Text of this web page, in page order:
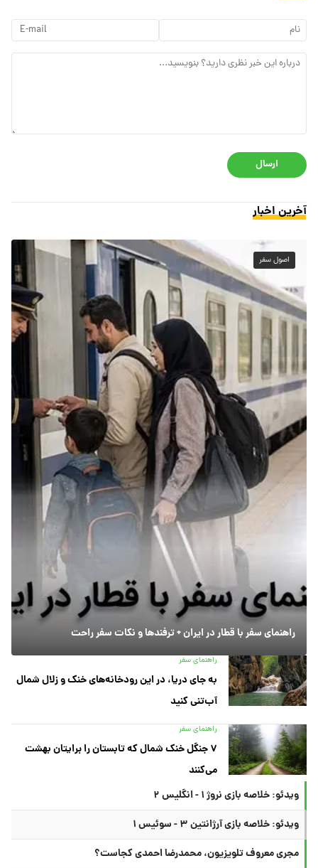
ارسال
آخرین اخبار
اصول سفر
راهنمای سفر با قطار در ایران + ترفندها و نکات سفر راحت
راهنمای سفر
به جای دریا، در این رودخانه‌های خنک و زلال شمال
آب‌تنی کنید
راهنمای سفر
۷ جنگل خنک شمال که تابستان را برایتان بهشت
می‌کنند
ویدئو: خلاصه بازی نروژ ۱ - انگلیس ۲
ویدئو: خلاصه بازی آرژانتین ۳ - سوئیس ۱
مجری معروف تلویزیون، محمدرضا احمدی کجاست؟